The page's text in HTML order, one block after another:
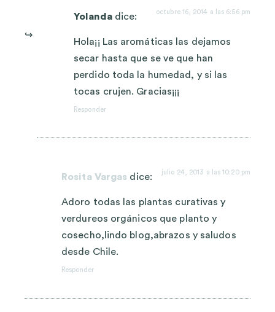
Yolanda dice: octubre 16, 2014 a las 6:56 pm
Hola¡¡ Las aromáticas las dejamos
secar hasta que se ve que han
perdido toda la humedad, y si las
tocas crujen. Gracias¡¡¡
Responder
Rosita Vargas dice: julio 24, 2013 a las 10:20 pm
Adoro todas las plantas curativas y
verdureos orgánicos que planto y
cosecho,lindo blog,abrazos y saludos
desde Chile.
Responder